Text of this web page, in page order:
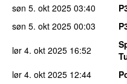
søn 5. okt 2025 03:40
søn 5. okt 2025 00:03
lør 4. okt 2025 16:52
lør 4. okt 2025 12:44